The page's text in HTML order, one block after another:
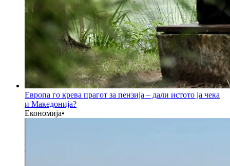
Европа го крева прагот за пензија – дали истото ја чека
и Македонија?
Економија•